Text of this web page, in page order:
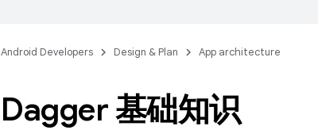
Android Developers Design & Plan App architecture
Dagger 基础知识